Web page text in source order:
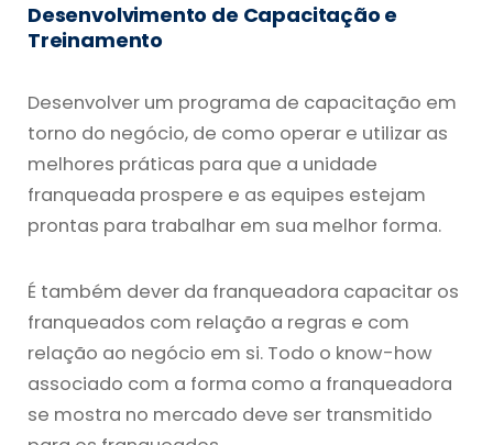
Desenvolvimento de Capacitação e
Treinamento
Desenvolver um programa de capacitação em
torno do negócio, de como operar e utilizar as
melhores práticas para que a unidade
franqueada prospere e as equipes estejam
prontas para trabalhar em sua melhor forma.
É também dever da franqueadora capacitar os
franqueados com relação a regras e com
relação ao negócio em si. Todo o know-how
associado com a forma como a franqueadora
se mostra no mercado deve ser transmitido